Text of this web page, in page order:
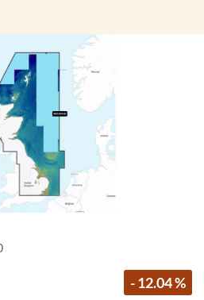
- 12.04 %